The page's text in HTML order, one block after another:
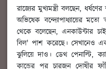
রাজ্যের মুখ্যমন্ত্রী বলছেন,
অভিষেক বন্দ্যোপাধ্যায়ের
থেকে বলেছেন, এনকাউন্টার
বিল' পাশ করেছে। সেখানেও
ঝুলিয়ে দাও। ডেথ পেনাল্টি,
কান্ডের পর চারজন দোষীর